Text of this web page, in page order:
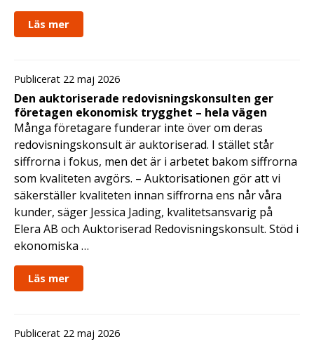
Läs mer
Publicerat 22 maj 2026
Den auktoriserade redovisningskonsulten ger
företagen ekonomisk trygghet – hela vägen
Många företagare funderar inte över om deras
redovisningskonsult är auktoriserad. I stället står
siffrorna i fokus, men det är i arbetet bakom siffrorna
som kvaliteten avgörs. – Auktorisationen gör att vi
säkerställer kvaliteten innan siffrorna ens når våra
kunder, säger Jessica Jading, kvalitetsansvarig på
Elera AB och Auktoriserad Redovisningskonsult. Stöd i
ekonomiska …
Läs mer
Publicerat 22 maj 2026